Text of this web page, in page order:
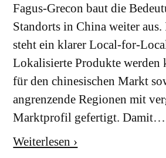
Fagus-Grecon baut die
Standorts in China weiter
steht ein klarer Local-for-
Lokalisierte Produkte
für den chinesischen Markt
angrenzende Regionen mit
Marktprofil gefertigt. Damit…
Weiterlesen ›